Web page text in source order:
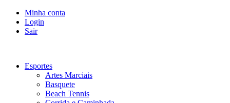
Minha conta
Login
Sair
Esportes
Artes Marciais
Basquete
Beach Tennis